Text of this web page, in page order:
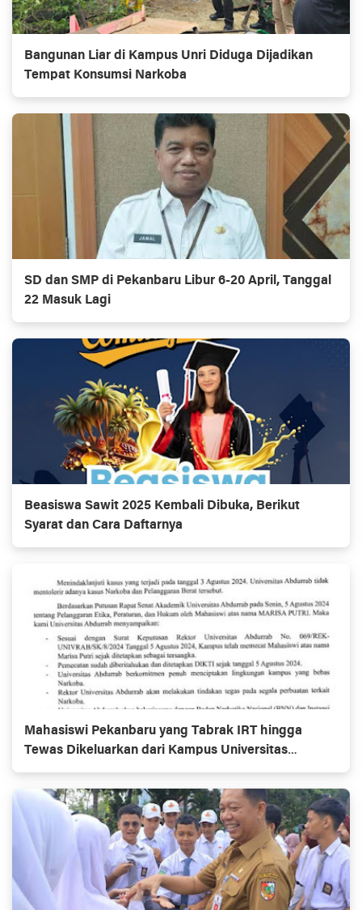
Bangunan Liar di Kampus Unri Diduga Dijadikan
Tempat Konsumsi Narkoba
SD dan SMP di Pekanbaru Libur 6-20 April, Tanggal
22 Masuk Lagi
Beasiswa Sawit 2025 Kembali Dibuka, Berikut
Syarat dan Cara Daftarnya
Mahasiswi Pekanbaru yang Tabrak IRT hingga
Tewas Dikeluarkan dari Kampus Universitas
Abdurrab